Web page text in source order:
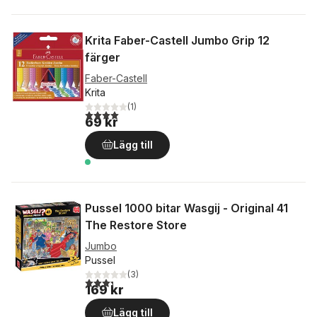
Krita Faber-Castell Jumbo Grip 12
färger
Faber-Castell
Krita
4,0utav 5 stjärnor. Totalt antal röster:
(1)
69 kr
Lägg till
Pussel 1000 bitar Wasgij - Original 41
The Restore Store
Jumbo
Pussel
3,3utav 5 stjärnor. Totalt antal röster:
(3)
169 kr
Lägg till